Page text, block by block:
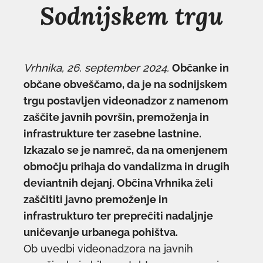
Sodnijskem trgu
Vrhnika, 26. september 2024. Občanke in
občane obveščamo, da je na sodnijskem
trgu postavljen videonadzor z namenom
zaščite javnih površin, premoženja in
infrastrukture ter zasebne lastnine.
Izkazalo se je namreč, da na omenjenem
območju prihaja do vandalizma in drugih
deviantnih dejanj. Občina Vrhnika želi
zaščititi javno premoženje in
infrastrukturo ter preprečiti nadaljnje
uničevanje urbanega pohištva.
Ob uvedbi videonadzora na javnih